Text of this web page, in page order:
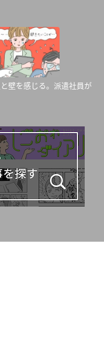
壁を感じる。派遣社員が